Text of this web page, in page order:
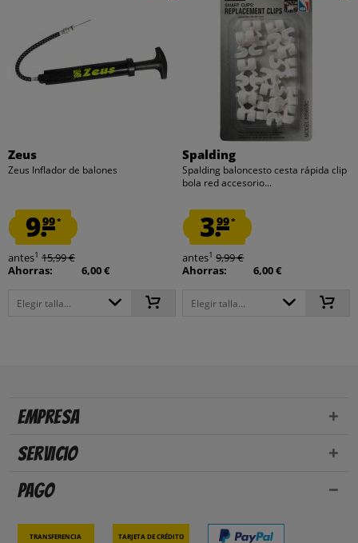
Zeus
Zeus Inflador de balones
9.99*
antes1 15,99 €
Ahorras:
6,00 €
Elegir talla...
Spalding
Spalding baloncesto cesta rápida clip
bola red accesorio...
3.99*
antes1 9,99 €
Ahorras:
6,00 €
Elegir talla...
Empresa
Servicio
Pago
Transferencia Tarjeta de crédito